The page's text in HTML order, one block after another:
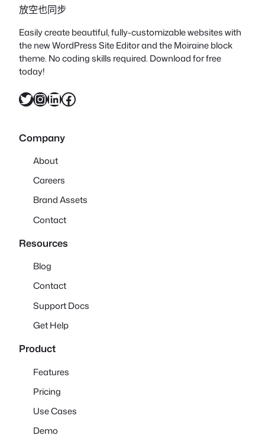
放空也同步
Easily create beautiful, fully-customizable websites with
the new WordPress Site Editor and the Moiraine block
theme. No coding skills required. Download for free
today!
X InstagramLinkedIn Facebook
Company
About
Careers
Brand Assets
Contact
Resources
Blog
Contact
Support Docs
Get Help
Product
Features
Pricing
Use Cases
Demo